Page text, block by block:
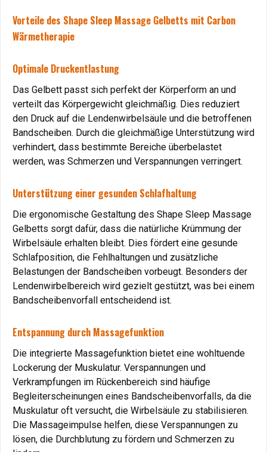
Schmerzen
Das Gelbett minimiert den Druck auf empfindliche
Linderung bei Muskelverspannungen und
Vorteil: Mehr Entspannung und weniger Schmerzen trotz
chronischer Beschwerden.
Muskelverspannungen: Lösung durch Massage und
Wärme
entstehen, können durch die integrierte Massagefunktion
effektiv gelöst werden.
Vorteil: Kombination aus Massage und Wärme sorgt für
maximale Entspannung.
Chronische Schmerzen: Bessere Lebensqualität
durch Gelbetten
Chronische Schmerzen beeinträchtigen den Schlaf
druckfreie Lagerung und fördert erholsamen Schlaf.
Schlafstörungen und Stress: Entspannung durch das
Gelbett
Schlaflosigkeit (Insomnie)
Stress und Anspannung sind häufige Ursachen
Vorteile des Shape Sleep Massage Gelbetts mit Carbon
Wärmetherapie
Optimale Druckentlastung
Das Gelbett passt sich perfekt der Körperform an und
verteilt das Körpergewicht gleichmäßig. Dies reduziert
den Druck auf die Lendenwirbelsäule und die betroffenen
Bandscheiben. Durch die gleichmäßige Unterstützung wird
verhindert, dass bestimmte Bereiche überbelastet
werden, was Schmerzen und Verspannungen verringert.
Unterstützung einer gesunden Schlafhaltung
Die ergonomische Gestaltung des Shape Sleep Massage
Gelbetts sorgt dafür, dass die natürliche Krümmung der
Wirbelsäule erhalten bleibt. Dies fördert eine gesunde
Schlafposition, die Fehlhaltungen und zusätzliche
Belastungen der Bandscheiben vorbeugt. Besonders der
Lendenwirbelbereich wird gezielt gestützt, was bei einem
Bandscheibenvorfall entscheidend ist.
Entspannung durch Massagefunktion
Die integrierte Massagefunktion bietet eine wohltuende
Lockerung der Muskulatur. Verspannungen und
Verkrampfungen im Rückenbereich sind häufige
Begleiterscheinungen eines Bandscheibenvorfalls, da die
Muskulatur oft versucht, die Wirbelsäule zu stabilisieren.
Die Massageimpulse helfen, diese Verspannungen zu
lösen, die Durchblutung zu fördern und Schmerzen zu